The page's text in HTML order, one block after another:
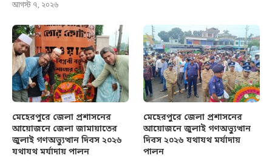
আগস্ট ৭, ২০২৬
মেহেরপুরে জেলা প্রশাসনের
আয়োজনে জেলা জামায়াতের
জুলাই গণঅভ্যুত্থান দিবস ২০২৬
যথাযথ মর্যাদায় পালন
মেহেরপুরে জেলা প্রশাসনের
আয়োজনে জুলাই গণঅভ্যুত্থান
দিবস ২০২৬ যথাযথ মর্যাদায়
পালন